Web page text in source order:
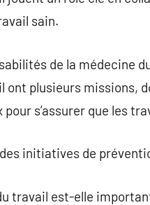
sain.
de la médecine
ont plusieurs missions,
pour s’assurer que les
initiatives de
travail est-elle